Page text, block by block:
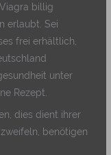
billig
erlaubt. Sei
frei erhältlich,
unter
Rezept.
dies dient ihrer
benötigen